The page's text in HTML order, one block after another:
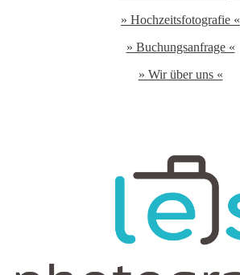
» Hochzeitsfotografie «
» Buchungsanfrage «
» Wir über uns «